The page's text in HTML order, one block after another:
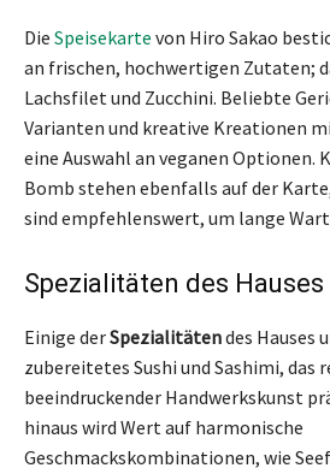
Die Speisekarte von Hiro Sakao
an frischen, hochwertigen Zutaten;
Lachsfilet und Zucchini. Beliebte
Varianten und kreative Kreationen
eine Auswahl an veganen Optionen.
Bomb stehen ebenfalls auf der
sind empfehlenswert, um lange
Spezialitäten des Hauses
Einige derSpezialitätendes Hauses
zubereitetes Sushi und Sashimi,
beeindruckender Handwerkskunst
hinaus wird Wert auf harmonische
Geschmackskombinationen, wie